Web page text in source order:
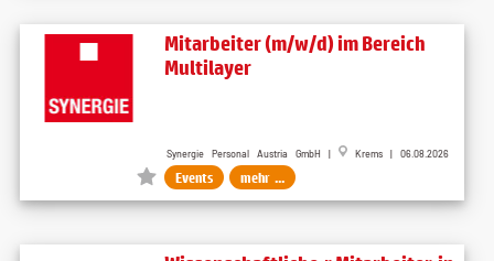
Mitarbeiter (m/w/d) im Bereich
Multilayer
Synergie Personal Austria GmbH | Krems | 06.08.2026
Events mehr ...